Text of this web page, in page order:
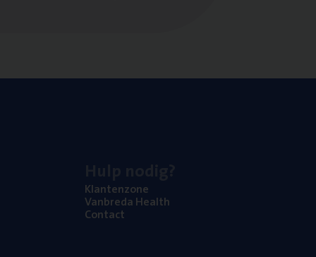
Klan­ten­zo­ne
Van­b­re­da Health
Con­tact